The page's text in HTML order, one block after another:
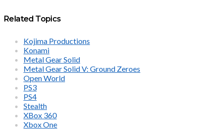
Related Topics
Kojima Productions
Konami
Metal Gear Solid
Metal Gear Solid V: Ground Zeroes
Open World
PS3
PS4
Stealth
XBox 360
Xbox One